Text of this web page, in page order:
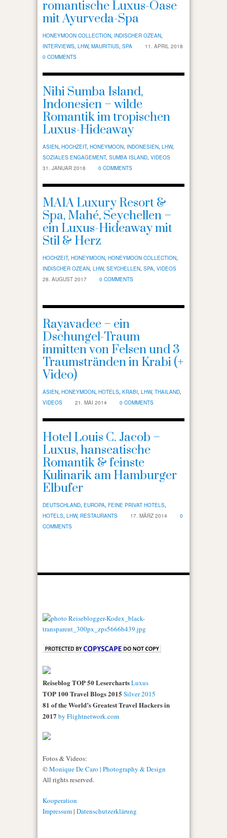
romantische Luxus-Oase
mit Ayurveda-Spa
HONEYMOON COLLECTION, INDISCHER OZEAN,
INTERVIEWS, LHW, MAURITIUS, SPA
11. APRIL 2018
0 COMMENTS
Nihi Sumba Island,
Indonesien – wilde
Romantik im tropischen
Luxus-Hideaway
ASIEN, HOCHZEIT, HONEYMOON, INDONESIEN, LHW,
SOZIALES ENGAGEMENT, SUMBA ISLAND, VIDEOS
31. JANUAR 2018
0 COMMENTS
MAIA Luxury Resort &
Spa, Mahé, Seychellen –
ein Luxus-Hideaway mit
Stil & Herz
HOCHZEIT, HONEYMOON, HONEYMOON COLLECTION,
INDISCHER OZEAN, LHW, SEYCHELLEN, SPA, VIDEOS
28. AUGUST 2017
0 COMMENTS
Rayavadee – ein
Dschungel-Traum
inmitten von Felsen und 3
Traumstränden in Krabi (+
Video)
ASIEN, HONEYMOON, HOTELS, KRABI, LHW, THAILAND,
VIDEOS
21. MAI 2014 0 COMMENTS
Hotel Louis C. Jacob –
Luxus, hanseatische
Romantik & feinste
Kulinarik am Hamburger
Elbufer
DEUTSCHLAND, EUROPA, FEINE PRIVAT HOTELS,
HOTELS, LHW, RESTAURANTS 17. MÄRZ 2014
0
COMMENTS
Reiseblog TOP 50 LeserchartsLuxus
TOP 100 Travel Blogs 2015 Silver 2015
81 of the World’s Greatest Travel Hackers in
2017 by Flightnetwork.com
Fotos & Videos:
©Monique De Caro | Photography & Design
All rights reserved.
Kooperation
Impressum| Datenschutzerklärung